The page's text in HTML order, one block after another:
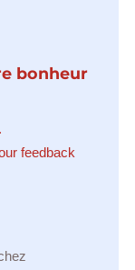
bonheur
feedback